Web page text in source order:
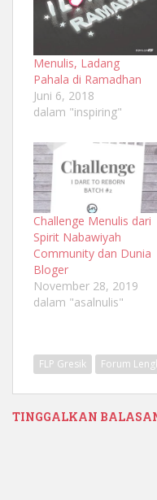
Menulis, Ladang
Pahala di Ramadhan
Juni 6, 2018
dalam "inspiring"
Challenge Menulis dari
Spirit Nabawiyah
Community dan Dunia
Bloger
November 28, 2019
dalam "asalnulis"
FLP Gresik Forum
TINGGALKAN